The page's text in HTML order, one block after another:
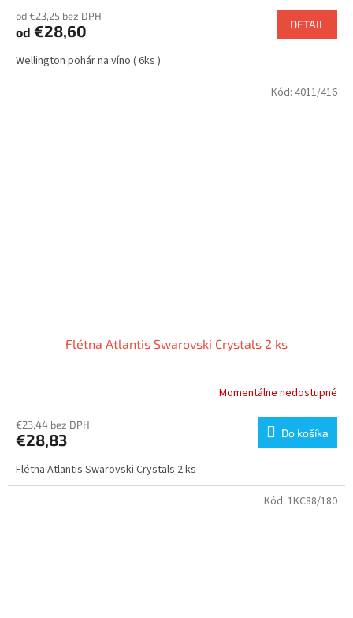
od €23,25 bez DPH
od €28,60 DETAIL
Wellington pohár na víno ( 6ks )
Flétna Atlantis Swarovski Crystals 2 ks
Momentálne nedostupné
€23,44 bez DPH
€28,83 Do košíka
Flétna Atlantis Swarovski Crystals 2 ks
Kód: 4011/416
Kód: 1KC88/180